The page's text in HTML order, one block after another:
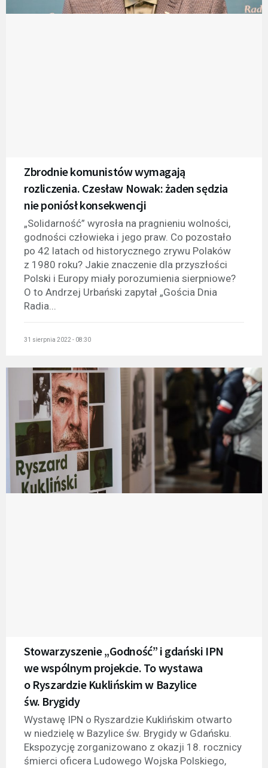
Zbrodnie komunistów wymagają
rozliczenia. Czesław Nowak: żaden sędzia
nie poniósł konsekwencji
„Solidarność” wyrosła na pragnieniu wolności,
godności człowieka i jego praw. Co pozostało
po 42 latach od historycznego zrywu Polaków
z 1980 roku? Jakie znaczenie dla przyszłości
Polski i Europy miały porozumienia sierpniowe?
O to Andrzej Urbański zapytał „Gościa Dnia
Radia...
31 sierpnia 2022 - 08:30
Stowarzyszenie „Godność” i gdański IPN
we wspólnym projekcie. To wystawa
o Ryszardzie Kuklińskim w Bazylice
św. Brygidy
Wystawę IPN o Ryszardzie Kuklińskim otwarto
w niedzielę w Bazylice św. Brygidy w Gdańsku.
Ekspozycję zorganizowano z okazji 18. rocznicy
śmierci oficera Ludowego Wojska Polskiego,